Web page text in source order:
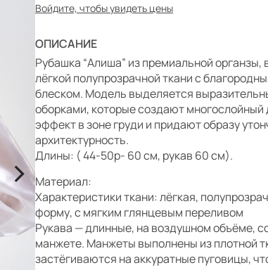
>
Войдите, чтобы увидеть цены
ОПИСАНИЕ
Рубашка “Алиша” из премиальной органзы,
лёгкой полупрозрачной ткани с
блеском. Модель выделяется
оборками, которые создают многослойный
эффект в зоне груди и придают образу
архитектурность.
Длины: ( 44-50р- 60 см, рукав 60 см).
Материал:
Характеристики ткани: лёгкая,
форму, с мягким глянцевым переливом
Рукава — длинные, на воздушном объёме,
манжете. Манжеты выполнены из плотной
застёгиваются на аккуратные пуговицы,